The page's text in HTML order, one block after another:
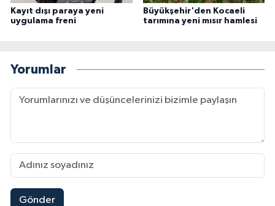
Kayıt dışı paraya yeni
uygulama freni
Büyükşehir'den Kocaeli
tarımına yeni mısır hamlesi
Yorumlar
Gönder